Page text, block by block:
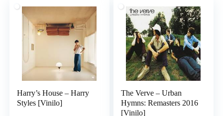
Harry’s House – Harry
Styles [Vinilo]
The Verve – Urban
Hymns: Remasters 2016
[Vinilo]